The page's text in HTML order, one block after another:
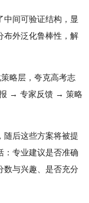
中间可验证结构，显
布外泛化鲁棒性，解
略层，夸克高考志
报 → 专家反馈 → 策略
随后这些方案将被提
：专业建议是否准确
数与兴趣、是否充分